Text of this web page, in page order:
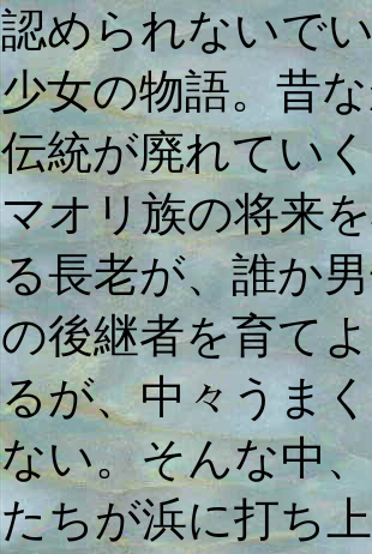
認められないで
少女の物語。昔
伝統が廃れていく
マオリ族の将来
る長老が、誰か
の後継者を育て
るが、中々うま
ない。そんな中
たちが浜に打ち